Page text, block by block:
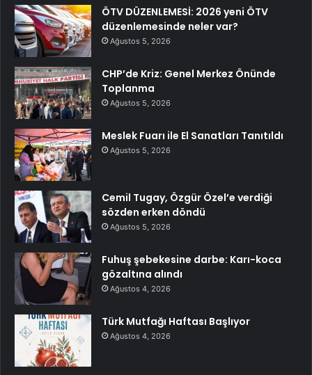
ÖTV DÜZENLEMESİ: 2026 yeni ÖTV
düzenlemesinde neler var?
Ağustos 5, 2026
CHP’de Kriz: Genel Merkez Önünde
Toplanma
Ağustos 5, 2026
Meslek Fuarı ile El Sanatları Tanıtıldı
Ağustos 5, 2026
Cemil Tugay, Özgür Özel’e verdiği
sözden erken döndü
Ağustos 5, 2026
Fuhuş şebekesine darbe: Karı-koca
gözaltına alındı
Ağustos 4, 2026
Türk Mutfağı Haftası Başlıyor
Ağustos 4, 2026